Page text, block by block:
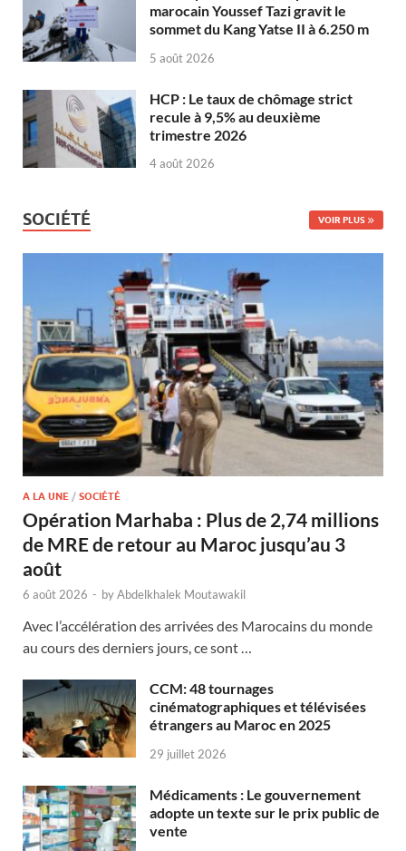
marocain Youssef Tazi gravit le
sommet du Kang Yatse II à 6.250 m
5 août 2026
HCP : Le taux de chômage strict
recule à 9,5% au deuxième
trimestre 2026
4 août 2026
SOCIÉTÉ VOIR PLUS
A LA UNE / SOCIÉTÉ
Opération Marhaba : Plus de 2,74 millions
de MRE de retour au Maroc jusqu’au 3
août
6 août 2026 - byAbdelkhalek Moutawakil
Avec l’accélération des arrivées des Marocains du monde
au cours des derniers jours, ce sont …
CCM: 48 tournages
cinématographiques et télévisées
étrangers au Maroc en 2025
29 juillet 2026
Médicaments : Le gouvernement
adopte un texte sur le prix public de
vente